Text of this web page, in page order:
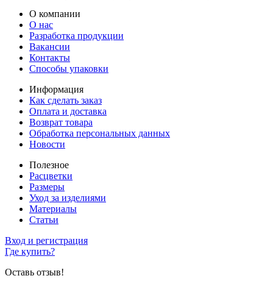
О компании
О нас
Разработка продукции
Вакансии
Контакты
Способы упаковки
Информация
Как сделать заказ
Оплата и доставка
Возврат товара
Обработка персональных данных
Новости
Полезное
Расцветки
Размеры
Уход за изделиями
Материалы
Статьи
Вход и регистрация
Где купить?
Оставь отзыв!